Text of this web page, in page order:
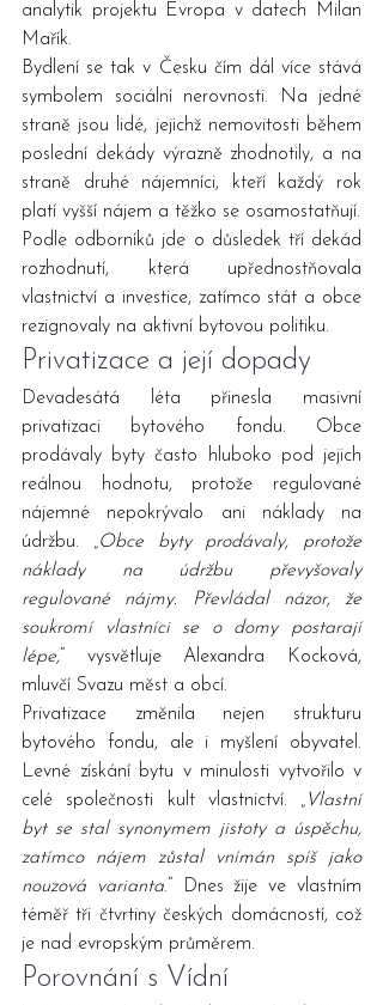
analytik projektu Evropa v datech Milan
Mařík.
Bydlení se tak v Česku čím dál více stává
symbolem sociální nerovnosti. Na jedné
straně jsou lidé, jejichž nemovitosti během
poslední dekády výrazně zhodnotily, a na
straně druhé nájemníci, kteří každý rok
platí vyšší nájem a těžko se osamostatňují.
Podle odborníků jde o důsledek tří dekád
rozhodnutí, která upřednostňovala
vlastnictví a investice, zatímco stát a obce
rezignovaly na aktivní bytovou politiku.
Privatizace a její dopady
Devadesátá léta přinesla masivní
privatizaci bytového fondu. Obce
prodávaly byty často hluboko pod jejich
reálnou hodnotu, protože regulované
nájemné nepokrývalo ani náklady na
údržbu. „Obce byty prodávaly, protože
náklady na údržbu převyšovaly
regulované nájmy. Převládal názor, že
soukromí vlastníci se o domy postarají
lépe, “ vysvětluje Alexandra Kocková,
mluvčí Svazu měst a obcí.
Privatizace změnila nejen strukturu
bytového fondu, ale i myšlení obyvatel.
Levné získání bytu v minulosti vytvořilo v
celé společnosti kult vlastnictví. „ Vlastní
byt se stal synonymem jistoty a úspěchu,
zatímco nájem zůstal vnímán spíš jako
nouzová varianta.“ Dnes žije ve vlastním
téměř tři čtvrtiny českých domácností, což
je nad evropským průměrem.
Porovnání s Vídní